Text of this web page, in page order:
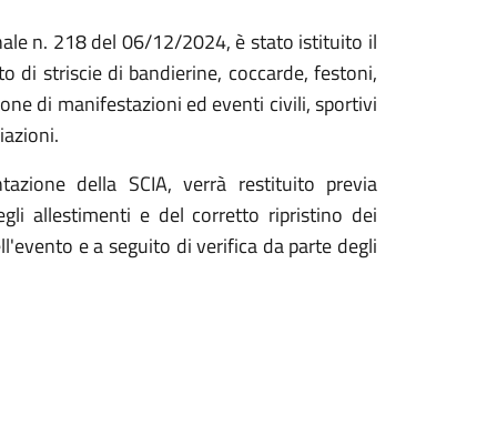
n. 218 del 06/12/2024, è stato istituito il
di striscie di bandierine, coccarde, festoni,
di manifestazioni ed eventi civili, sportivi
della SCIA, verrà restituito previa
allestimenti e del corretto ripristino dei
e a seguito di verifica da parte degli